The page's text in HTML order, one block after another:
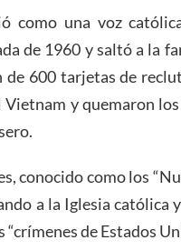
como una voz
de 1960 y saltó a la
de 600 tarjetas de
Vietnam y quemaron
conocido como los
a la Iglesia
“crímenes de Estados